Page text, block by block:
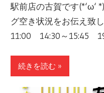
駅前店の古賀です(*‘ω‘
グ空き状況をお伝え致
11:00 14:30～15:45
続きを読む »